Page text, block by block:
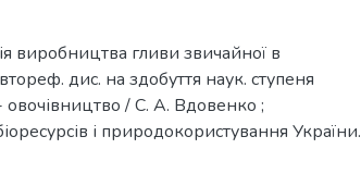
виробництва гливи звичайної в
дис. на здобуття наук. ступеня
овочівництво / С. А. Вдовенко ;
і природокористування України.